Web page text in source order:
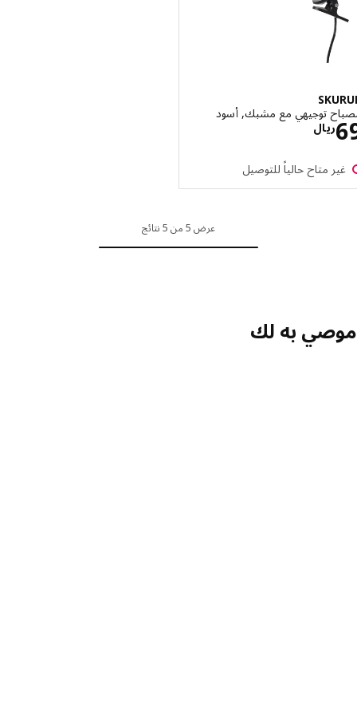
توجيهي مع مشبك, أسود
ريالالاسعار ريال 69
متاح حالياً للتوصيل
عرض 5 من 5 نتائج
به لك